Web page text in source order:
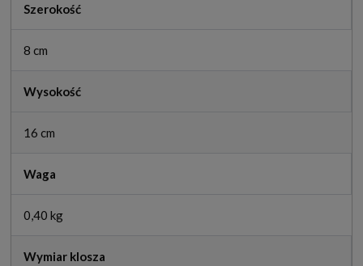
Szerokość
8 cm
Wysokość
16 cm
Waga
0,40 kg
Wymiar klosza